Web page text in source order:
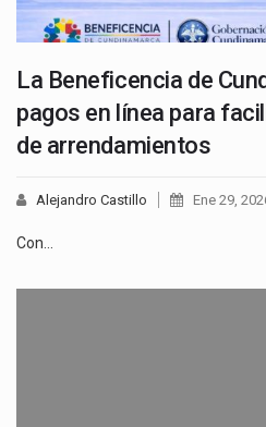
La Beneficencia de
pagos en línea para
de arrendamientos
Alejandro Castillo Ene 29,
Con…